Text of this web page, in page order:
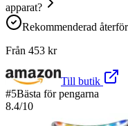
apparat?
Rekommenderad
Från 453 kr
Till butik
#5Bästa för pengarna
8.4/10